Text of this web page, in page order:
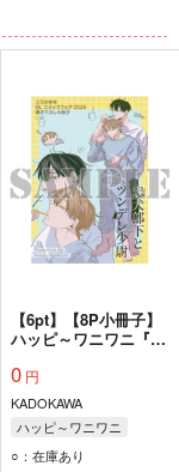
ム
表
ム
表
ム
表
【6pt】【8P小冊子】
ハッピ～ワニワニ『忠
尉』(とらのあなBLコ
ミックフェア2026)
0円
KADOKAWA
ハッピ～ワニワニ
○：在庫あり